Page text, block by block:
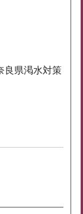
良県渇水対策